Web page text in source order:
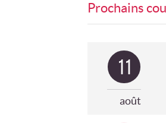
Prochains
11
août